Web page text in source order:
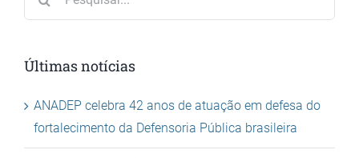
Últimas notícias
ANADEP celebra 42 anos de atuação em defesa do
fortalecimento da Defensoria Pública brasileira